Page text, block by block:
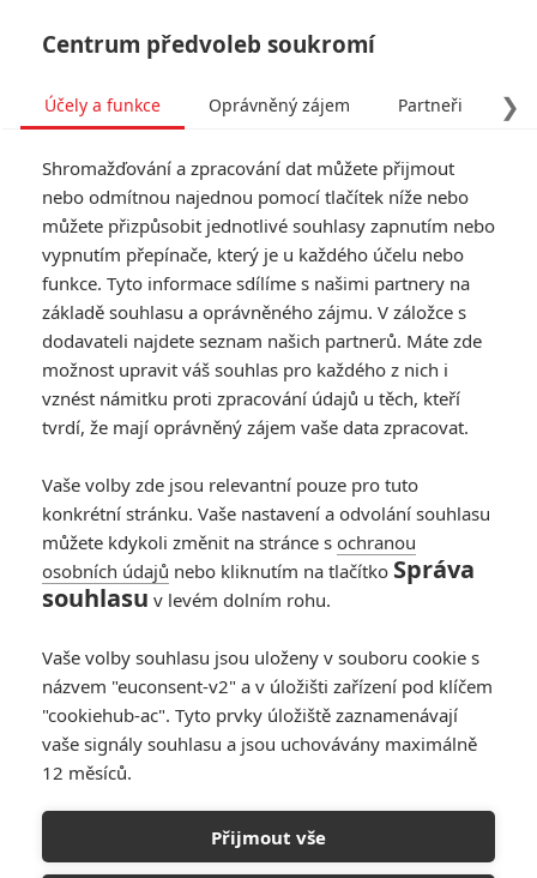
Nepohodlný
V odlehlé části Severní Keni je
nalezena brutálně zavražděná
aktivistka Tessa Quayle. Její
manžel Justin, člen Britského
se rozhodne vyšetřit smrt
manželky na vlastní pěst. Důkazy
ukazují na zločin z vášně. Proto
se Quayle pronásledovaný
výčitkami a pověstmi o nevěrách
své zesnulé ženy vydává po
muset riskovat vlastní život a projít tři kontinenty, aby odkryl pravdu.
Díky přístupu k diplomatickým tajemstvím začne postupně
odhalovat spiknutí, které je mnohem rozsáhlejší, než by si kdy
dokázal představit...
KOMENTÁŘE 0
Centrum předvoleb soukromí
❯
Účely a funkce Oprávněný zájem Partneři
Shromažďování a zpracování dat můžete přijmout
nebo odmítnou najednou pomocí tlačítek níže nebo
můžete přizpůsobit jednotlivé souhlasy zapnutím nebo
vypnutím přepínače, který je u každého účelu nebo
funkce. Tyto informace sdílíme s našimi partnery na
základě souhlasu a oprávněného zájmu. V záložce s
dodavateli najdete seznam našich partnerů. Máte zde
možnost upravit váš souhlas pro každého z nich i
vznést námitku proti zpracování údajů u těch, kteří
tvrdí, že mají oprávněný zájem vaše data zpracovat.
Vaše volby zde jsou relevantní pouze pro tuto
konkrétní stránku. Vaše nastavení a odvolání souhlasu
můžete kdykoli změnit na stránce s ochranou
osobních údajů nebo kliknutím na tlačítko Správa
souhlasu v levém dolním rohu.
Vaše volby souhlasu jsou uloženy v souboru cookie s
názvem "euconsent-v2" a v úložišti zařízení pod klíčem
"cookiehub-ac". Tyto prvky úložiště zaznamenávají
vaše signály souhlasu a jsou uchovávány maximálně
12 měsíců.
Přijmout vše